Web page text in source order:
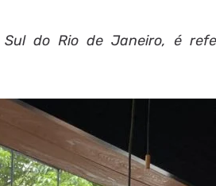
do Rio de Janeiro, é